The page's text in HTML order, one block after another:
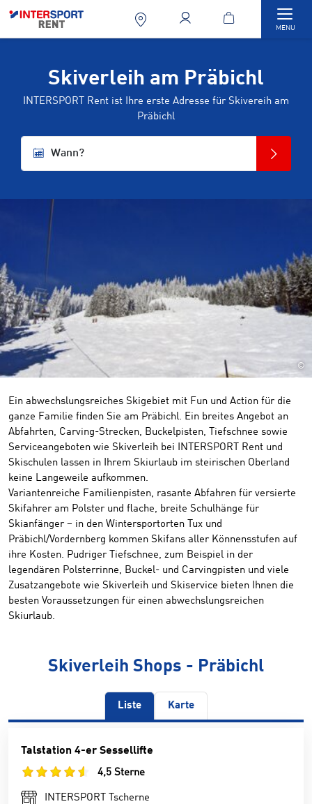
MENU
Skiverleih am Präbichl
INTERSPORT Rent ist Ihre erste Adresse für Skivereih am
Präbichl
Wann?
©
Ein abwechslungsreiches Skigebiet mit Fun und Action für die
ganze Familie finden Sie am Präbichl. Ein breites Angebot an
Abfahrten, Carving-Strecken, Buckelpisten, Tiefschnee sowie
Serviceangeboten wie Skiverleih bei INTERSPORT Rent und
Skischulen lassen in Ihrem Skiurlaub im steirischen Oberland
keine Langeweile aufkommen.
Variantenreiche Familienpisten, rasante Abfahren für versierte
Skifahrer am Polster und flache, breite Schulhänge für
Skianfänger – in den Wintersportorten Tux und
Präbichl/Vordernberg kommen Skifans aller Könnensstufen auf
ihre Kosten. Pudriger Tiefschnee, zum Beispiel in der
legendären Polsterrinne, Buckel- und Carvingpisten und viele
Zusatzangebote wie Skiverleih und Skiservice bieten Ihnen die
besten Voraussetzungen für einen abwechslungsreichen
Skiurlaub.
Skiverleih Shops - Präbichl
Liste Karte
Talstation 4-er Sessellifte
4,5 Sterne
INTERSPORT Tscherne